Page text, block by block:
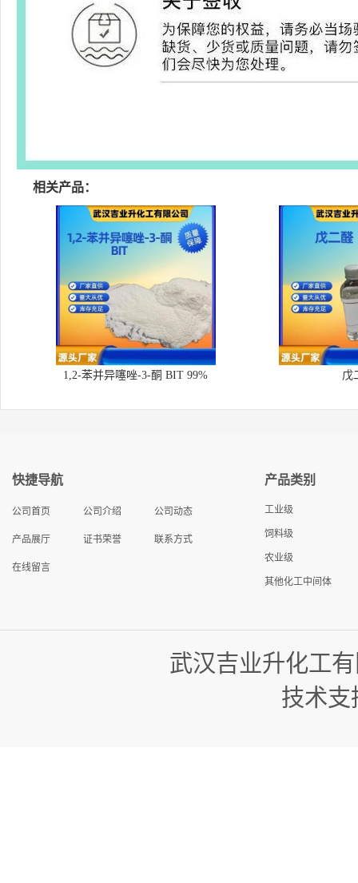
相关产品：
1,2-苯并异噻唑-3-酮 BIT 99% 戊
快捷导航
公司首页 公司介绍 公司动态
产品展厅 证书荣誉 联系方式
在线留言
产品类别
工业级
饲料级
农业级
其他化工中间体
武汉吉业升化工
技术